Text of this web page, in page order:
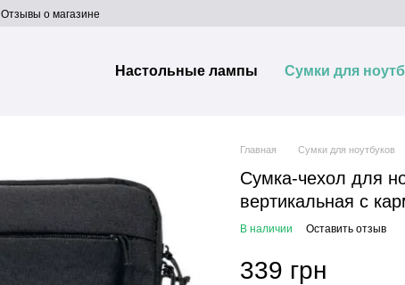
Отзывы о магазине
Настольные лампы Сумки для
Главная Сумки для ноутбуков
Сумка-чехол для
вертикальная с
В наличии Оставить отзыв
339 грн